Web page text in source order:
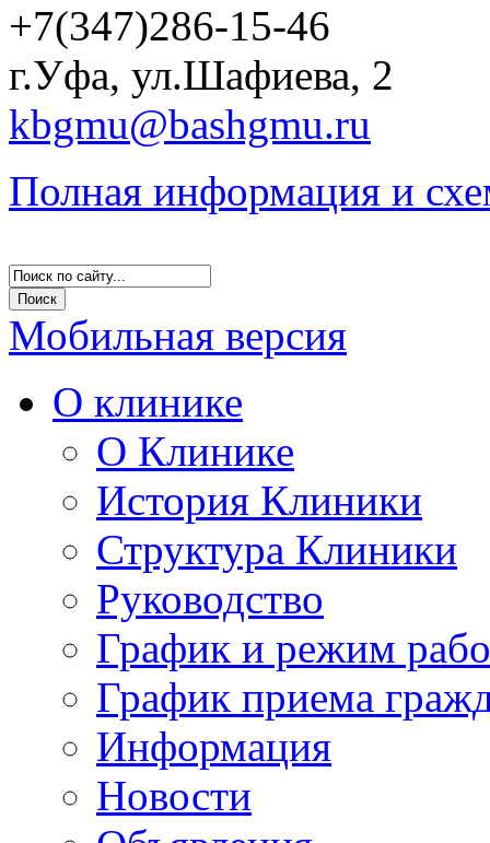
+7(347)286-15-46
г.Уфа, ул.Шафиева, 2
kbgmu@bashgmu.ru
Полная информация и
Мобильная версия
О клинике
О Клинике
История Клиники
Структура Клиники
Руководство
График и режим
График приема
Информация
Новости